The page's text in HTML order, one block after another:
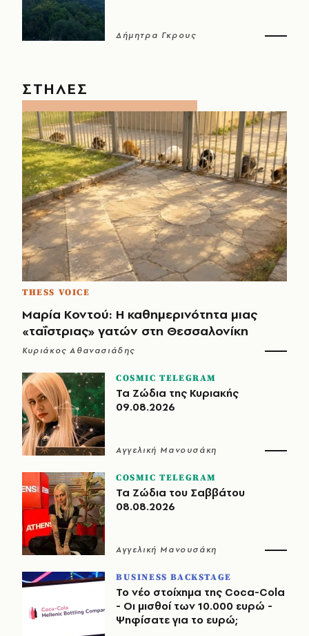
Δήμητρα Γκρους
ΣΤΗΛΕΣ
THESS VOICE
Μαρία Κοντού: Η καθημερινότητα μιας
«ταΐστριας» γατών στη Θεσσαλονίκη
Κυριάκος Αθανασιάδης
COSMIC TELEGRAM
Τα Ζώδια της Κυριακής
09.08.2026
Αγγελική Μανουσάκη
COSMIC TELEGRAM
Τα Ζώδια του Σαββάτου
08.08.2026
Αγγελική Μανουσάκη
BUSINESS BACKSTAGE
Το νέο στοίχημα της Coca-Cola
- Οι μισθοί των 10.000 ευρώ -
Ψηφίσατε για το ευρώ;